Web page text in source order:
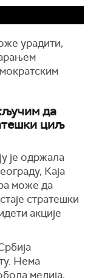
урадити,
да
циљ
је одржала
Каја
може да
стратешки
акције
Нема
медија,